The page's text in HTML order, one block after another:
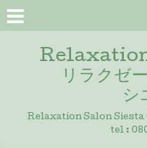
リラクゼ
シ
Relaxation Salon Siesta (
tel :